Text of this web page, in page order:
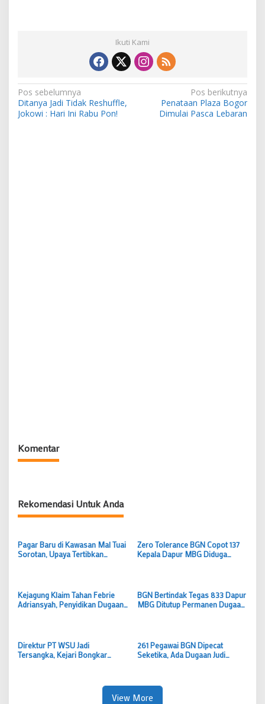
Ikuti Kami
Navigasi
pos
Pos sebelumnya
Ditanya Jadi Tidak Reshuffle,
Jokowi : Hari Ini Rabu Pon!
Pos berikutnya
Penataan Plaza Bogor
Dimulai Pasca Lebaran
Komentar
Rekomendasi Untuk Anda
Pagar Baru di Kawasan Mal Tuai
Sorotan, Upaya Tertibkan
Zero Tolerance BGN Copot 137
Kepala Dapur MBG Diduga
Kejagung Klaim Tahan Febrie
Adriansyah, Penyidikan Dugaan
BGN Bertindak Tegas 833 Dapur
MBG Ditutup Permanen Dugaan
Direktur PT WSU Jadi
Tersangka, Kejari Bongkar
261 Pegawai BGN Dipecat
Seketika, Ada Dugaan Judi
View More